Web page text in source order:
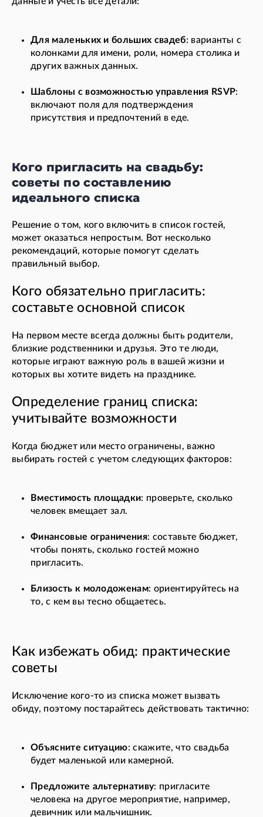
Для маленьких и больших свадеб: варианты с
колонками для имени, роли, номера столика и
других важных данных.
Шаблоны с возможностью управления RSVP:
включают поля для подтверждения
присутствия и предпочтений в еде.
Кого пригласить на свадьбу:
советы по составлению
идеального списка
Решение о том, кого включить в список гостей,
может оказаться непростым. Вот несколько
рекомендаций, которые помогут сделать
правильный выбор.
Кого обязательно пригласить:
составьте основной список
На первом месте всегда должны быть родители,
близкие родственники и друзья. Это те люди,
которые играют важную роль в вашей жизни и
которых вы хотите видеть на празднике.
Определение границ списка:
учитывайте возможности
Когда бюджет или место ограничены, важно
выбирать гостей с учетом следующих факторов:
Вместимость площадки: проверьте, сколько
человек вмещает зал.
Финансовые ограничения: составьте бюджет,
чтобы понять, сколько гостей можно
пригласить.
Близость к молодоженам: ориентируйтесь на
то, с кем вы тесно общаетесь.
Как избежать обид: практические
советы
Исключение кого-то из списка может вызвать
обиду, поэтому постарайтесь действовать тактично:
Объясните ситуацию: скажите, что свадьба
будет маленькой или камерной.
Предложите альтернативу: пригласите
человека на другое мероприятие, например,
девичник или мальчишник.